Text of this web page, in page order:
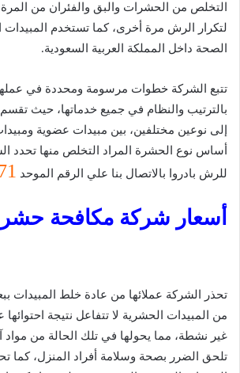
التخلص من الحشرات والبق والفئران من المرة
لتكرار الرش مرة أخرى، كما تستخدم المبيدات
الصحة داخل المملكة العربية السعودية.
تتبع الشركة خطوات مرسومة ومحددة في
بالترتيب والنظام في جميع خدماتها، حيث
إلى نوعين مختلفين، بين مبيدات عضوية
أساس نوع الحشرة المراد التخلص منها تحدد
للرش بادروا بالاتصال بنا علي الرقم الموحد
أسعار شركة مكافحة
تحذر الشركة عملائها من عادة خلط المبيدات
من المبيدات الحشرية لا تتفاعل نتيجة احتوائها
غير نشطة، مما يحولها في تلك الحالة من مواد
تلحق الضرر بصحة وسلامة أفراد المنزل، كما